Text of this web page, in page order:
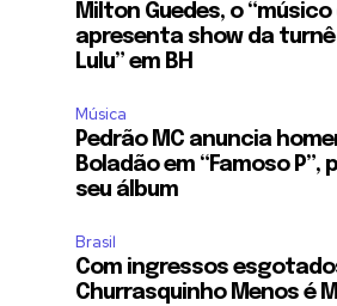
Milton Guedes, o
apresenta show da
Lulu” em BH
Música
Pedrão MC anuncia
Boladão em “Famoso P”,
seu álbum
Brasil
Com ingressos
Churrasquinho Menos é